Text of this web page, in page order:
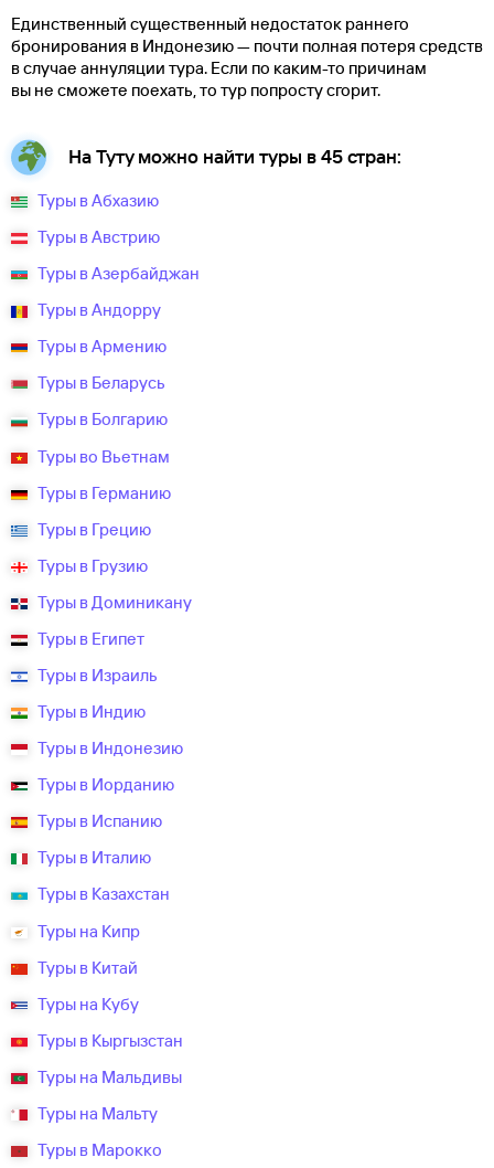
Единственный существенный недостаток раннего
бронирования в Индонезию — почти полная потеря средств
в случае аннуляции тура. Если по каким-то причинам
вы не сможете поехать, то тур попросту сгорит.
На Туту можно найти туры в 45 стран:
Туры в Абхазию
Туры в Австрию
Туры в Азербайджан
Туры в Андорру
Туры в Армению
Туры в Беларусь
Туры в Болгарию
Туры во Вьетнам
Туры в Германию
Туры в Грецию
Туры в Грузию
Туры в Доминикану
Туры в Египет
Туры в Израиль
Туры в Индию
Туры в Индонезию
Туры в Иорданию
Туры в Испанию
Туры в Италию
Туры в Казахстан
Туры на Кипр
Туры в Китай
Туры на Кубу
Туры в Кыргызстан
Туры на Мальдивы
Туры на Мальту
Туры в Марокко